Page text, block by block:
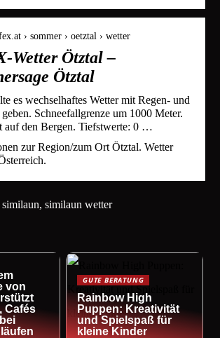
› sommer › oetztal › wetter
Wetter Ötztal –
Ötztal
es wechselhaftes Wetter mit Regen- und
geben. Schneefallgrenze um 1000 Meter.
auf den Bergen. Tiefstwerte: 0 …
zur Region/zum Ort Ötztal. Wetter
similaun wetter
von
Cafés
GUTE BERATUNG
Rainbow High
Puppen: Kreativität
und Spielspaß für
kleine Kinder